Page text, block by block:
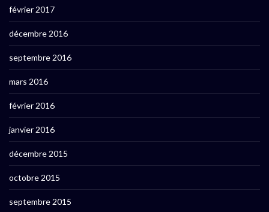
février 2017
décembre 2016
septembre 2016
mars 2016
février 2016
janvier 2016
décembre 2015
octobre 2015
septembre 2015